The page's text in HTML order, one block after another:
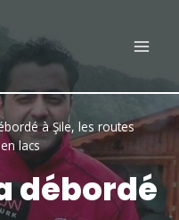
à Şile, les routes
lacs
débordé